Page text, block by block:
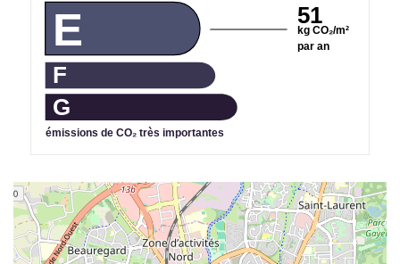
51
kg CO₂/m²
par an
E
F
G
émissions de CO₂ très importantes